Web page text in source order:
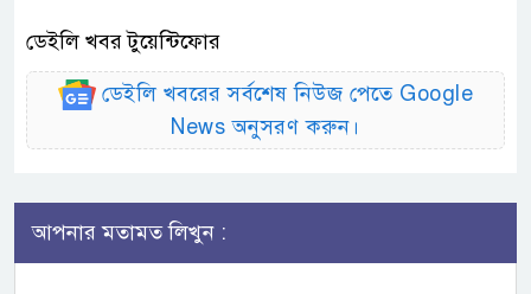
ডেইলি খবর টুয়েন্টিফোর
ডেইলি খবরের সর্বশেষ নিউজ পেতে Google
News অনুসরণ করুন।
আপনার মতামত লিখুন :